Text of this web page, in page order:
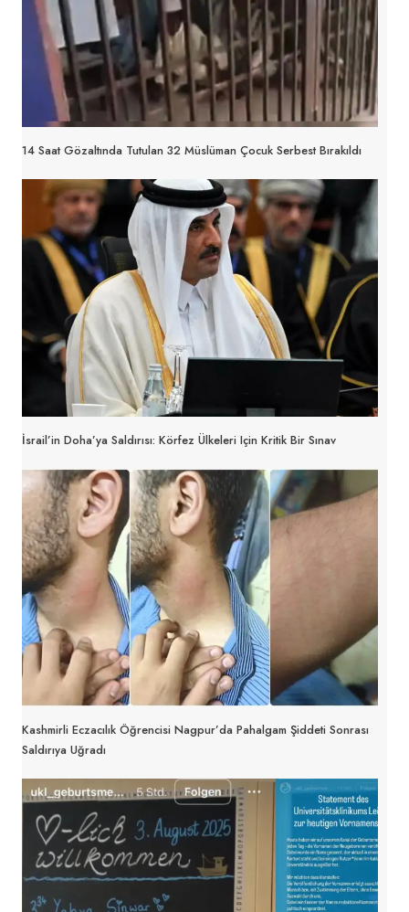
14 Saat Gözaltında Tutulan 32 Müslüman Çocuk Serbest Bırakıldı
İsrail’in Doha’ya Saldırısı: Körfez Ülkeleri Için Kritik Bir Sınav
Kashmirli Eczacılık Öğrencisi Nagpur’da Pahalgam Şiddeti Sonrası
Saldırıya Uğradı